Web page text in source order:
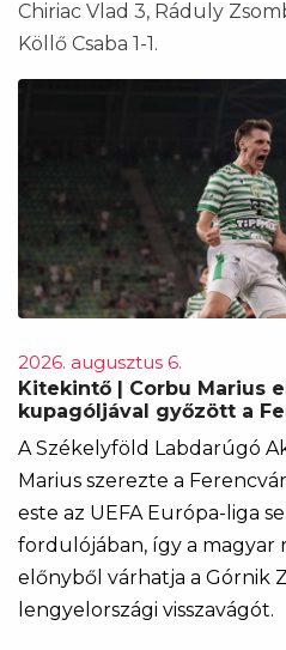
Chiriac Vlad 3, Ráduly
Köllő Csaba 1-1.
2026. augusztus 6.
Kitekintő | Corbu Marius
kupagóljával győzött a
A Székelyföld Labdarúgó
Marius szerezte a
este az UEFA Európa-liga
fordulójában, így a magyar
előnyből várhatja a Górnik
lengyelországi visszavágót.